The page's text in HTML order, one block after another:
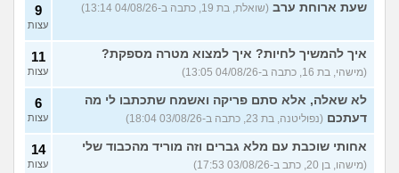
שעת ארוחת ערב (שואלת, בת 19, כתבה ב-04/08/26 13:14) 9
עצות
איך להמשיך לחיות? איך למצוא מטרה מספקת?
(מישהי, בת 16, כתבה ב-04/08/26 13:05)
11
עצות
לא שאלה, אלא סתם פריקה ואשמח שתכתבו לי מה
דעתכם (נפוליטנה, בת 23, כתבה ב-03/08/26 18:04)
6
עצות
אחותי שוכבת עם מלא גברים וזה מוריד מהכבוד שלי
(מישהו, בן 20, כתב ב-03/08/26 17:53)
14
עצות